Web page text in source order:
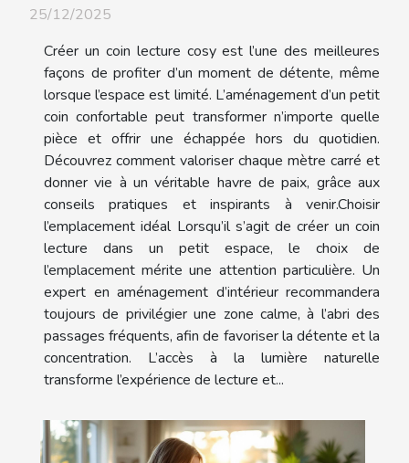
25/12/2025
Créer un coin lecture cosy est l’une des meilleures
façons de profiter d’un moment de détente, même
lorsque l’espace est limité. L’aménagement d’un petit
coin confortable peut transformer n’importe quelle
pièce et offrir une échappée hors du quotidien.
Découvrez comment valoriser chaque mètre carré et
donner vie à un véritable havre de paix, grâce aux
conseils pratiques et inspirants à venir.Choisir
l’emplacement idéal Lorsqu’il s’agit de créer un coin
lecture dans un petit espace, le choix de
l’emplacement mérite une attention particulière. Un
expert en aménagement d’intérieur recommandera
toujours de privilégier une zone calme, à l’abri des
passages fréquents, afin de favoriser la détente et la
concentration. L’accès à la lumière naturelle
transforme l’expérience de lecture et...